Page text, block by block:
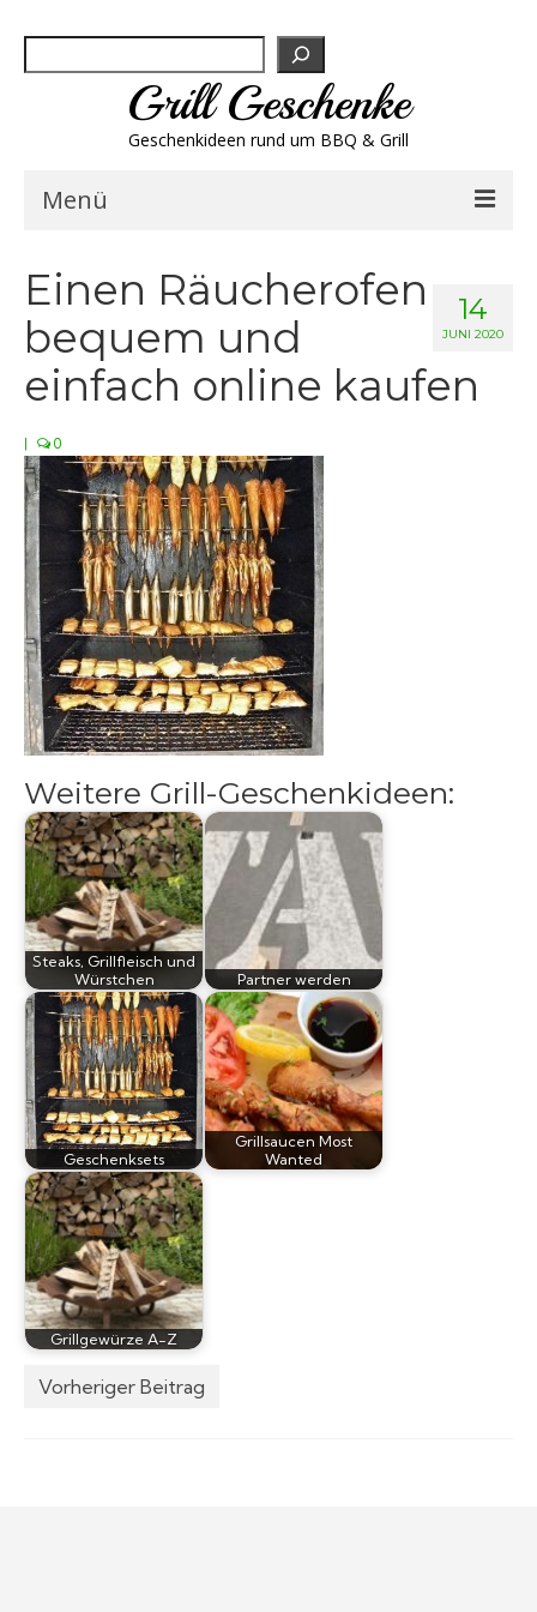
Grill Geschenke
Geschenkideen rund um BBQ & Grill
Menü
Grill-Bestseller
Grillbesteck & Zubehör
Grillfleisch & Wurst
Grillgewürze
Grillsaucen
Bücher
14
JUNI 2020
Einen Räucherofen
bequem und
einfach online kaufen
| 0
Weitere Grill-Geschenkideen:
Steaks, Grillfleisch und
Würstchen
Partner werden
Geschenksets
Grillsaucen Most
Wanted
Grillgewürze A-Z
Vorheriger Beitrag